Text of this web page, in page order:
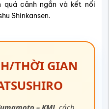
điểm
~55 phút
~10
điểm
dừng
~55 phút